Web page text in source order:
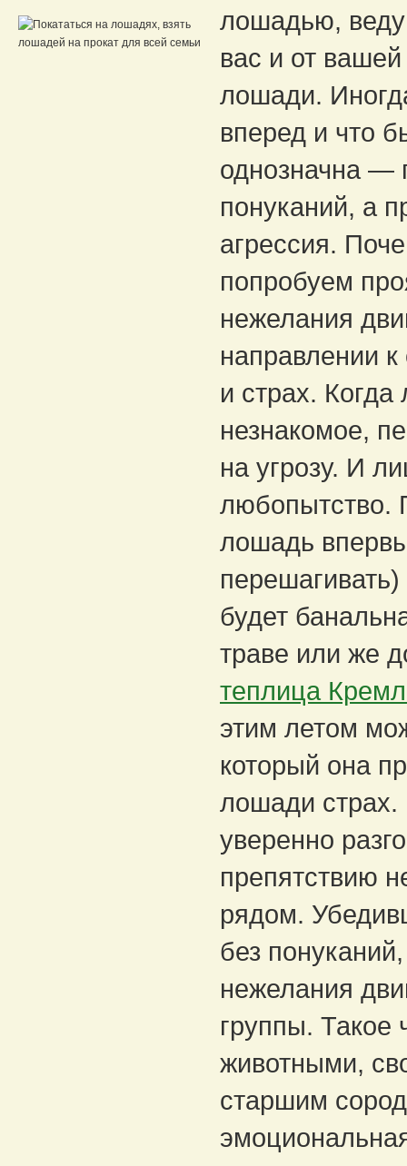
лошадью,
вас и от
лошади.
вперед и что
однозначна —
понуканий, а
агрессия.
попробуем
нежелания
направлении
и страх.
незнакомое,
на угрозу. И
любопытство.
лошадь
будет
траве или же
теплица
этим летом
который она
лошади страх.
уверенно
препятствию
рядом.
без
нежелания
группы. Такое
животными,
старшим